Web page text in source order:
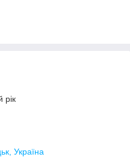
рік
Україна